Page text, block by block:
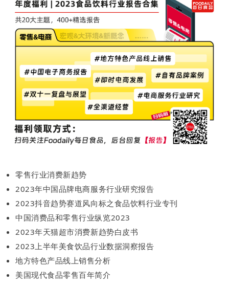
零售行业消费新趋势
2023年中国品牌电商服务行业研究报告
2023抖音趋势赛道风向标之食品饮料行业专刊
中国消费品和零售行业纵览2023
2023年天猫超市消费新趋势白皮书
2023上半年美食饮品行业数据洞察报告
地方特色产品线上销售分析
美国现代食品零售百年简介